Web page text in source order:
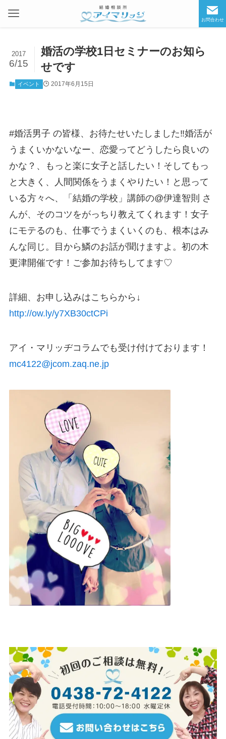
お問合わせ
婚活の学校1日セミナーのお知ら
せです
2017
6/15
イベント 2017年6月15日
#婚活男子 の皆様、お待たせいたしました‼️婚活が
うまくいかないなー、恋愛ってどうしたら良いの
かな？、もっと楽に女子と話したい！そしてもっ
と大きく、人間関係をうまくやりたい！と思って
いる方々へ、「結婚の学校」講師の@伊達智則 さ
んが、そのコツをがっちり教えてくれます！女子
にモテるのも、仕事でうまくいくのも、根本はみ
んな同じ。目から鱗のお話が聞けますよ。初の木
更津開催です！ご参加お待ちしてます♡
詳細、お申し込みはこちらから↓
http://ow.ly/y7XB30ctCPi
アイ・マリッヂコラムでも受け付けております！
mc4122@jcom.zaq.ne.jp